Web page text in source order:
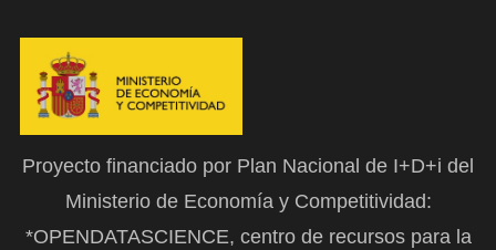
Proyecto financiado por Plan Nacional de I+D+i del
Ministerio de Economía y Competitividad:
*OPENDATASCIENCE, centro de recursos para la